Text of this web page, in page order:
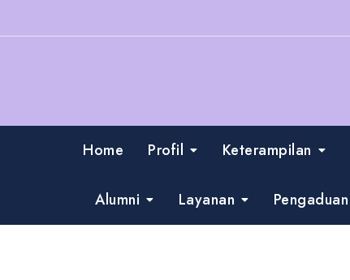
Home Profil Keterampilan
Alumni Layanan Pengaduan